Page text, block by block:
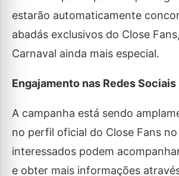
estarão automaticamente
abadás exclusivos do Close
Carnaval ainda mais especial.
Engajamento nas Redes Sociais
A campanha está sendo
no perfil oficial do Close Fans
interessados podem
e obter mais informações